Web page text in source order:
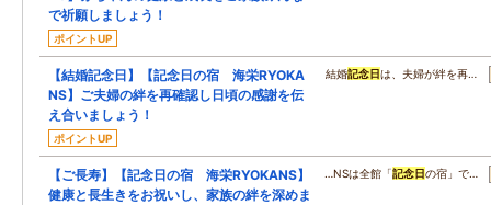
で祈願しましょう！
ポイントUP
【結婚記念日】【記念日の宿 海栄RYOKA
NS】ご夫婦の絆を再確認し日頃の感謝を伝
え合いましょう！
ポイントUP
結婚記念日は、夫婦が絆を再…
【ご長寿】【記念日の宿 海栄RYOKANS】
健康と長生きをお祝いし、家族の絆を深めま
…NSは全館「記念日の宿」で…